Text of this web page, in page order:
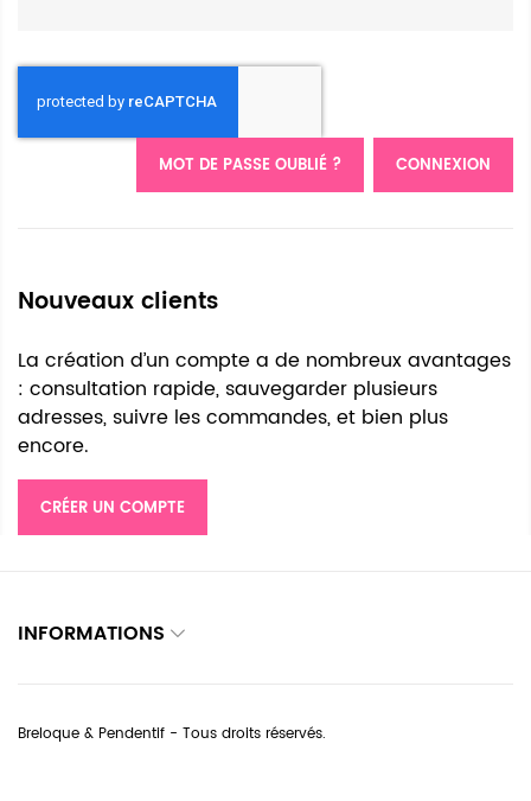
CONNEXION
MOT DE PASSE OUBLIÉ ?
Nouveaux clients
La création d’un compte a de nombreux avantages
: consultation rapide, sauvegarder plusieurs
adresses, suivre les commandes, et bien plus
encore.
CRÉER UN COMPTE
INFORMATIONS
Breloque & Pendentif - Tous droits réservés.